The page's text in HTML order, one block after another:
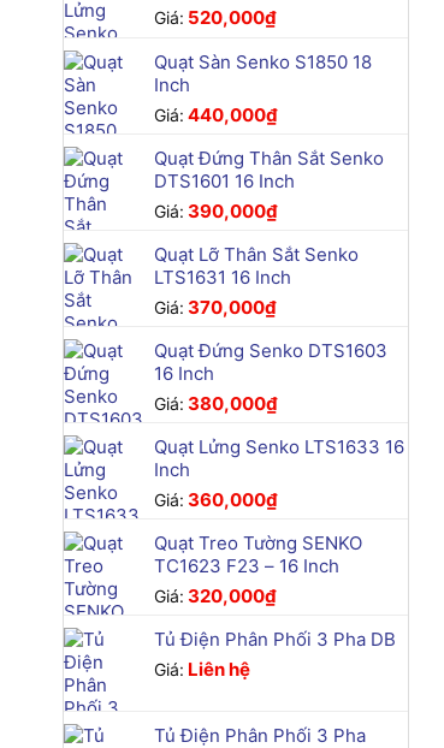
Giá: 520,000₫
Quạt Sàn Senko S1850 18
Inch
Giá: 440,000₫
Quạt Đứng Thân Sắt Senko
DTS1601 16 Inch
Giá: 390,000₫
Quạt Lỡ Thân Sắt Senko
LTS1631 16 Inch
Giá: 370,000₫
Quạt Đứng Senko DTS1603
16 Inch
Giá: 380,000₫
Quạt Lửng Senko LTS1633 16
Inch
Giá: 360,000₫
Quạt Treo Tường SENKO
TC1623 F23 – 16 Inch
Giá: 320,000₫
Tủ Điện Phân Phối 3 Pha DB
Giá: Liên hệ
Tủ Điện Phân Phối 3 Pha